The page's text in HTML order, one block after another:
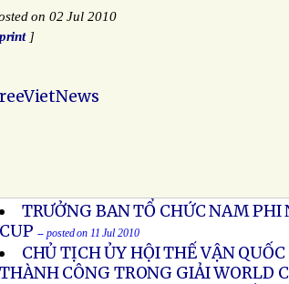
on 02 Jul 2010
print]
TRƯỞNG BAN TỔ CHỨC NAM
CUP -- posted on 11 Jul 2010
CHỦ TỊCH ỦY HỘI THẾ VẬN
THÀNH CÔNG TRONG GIẢI WORLD